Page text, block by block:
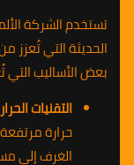
تستخدم الشركة
الحديثة التي تُعزز
بعض الأساليب
التقنيات
حرارة
الغرف إلى